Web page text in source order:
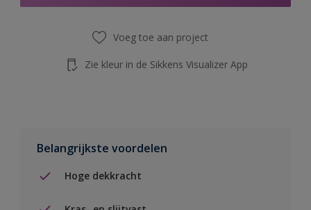
Voeg toe aan project
Zie kleur in de Sikkens Visualizer App
Belangrijkste voordelen
Hoge dekkracht